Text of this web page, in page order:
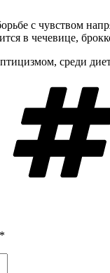
с чувством
в чечевице,
среди
*